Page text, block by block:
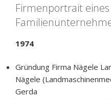
Firmenportrait
1974
Gründung Firma Nägele
Nägele
Gerda